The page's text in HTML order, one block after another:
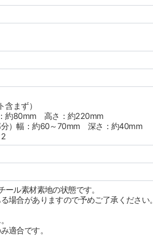
まず）
約80mm 高さ：約220mm
分）幅：約60～70mm 深さ：約40mm
ル素材素地の状態です。
場合がありますので予めご了承ください。
適合です。